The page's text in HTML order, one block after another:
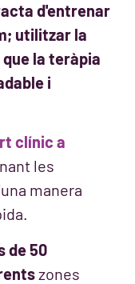
d'entrenar
utilitzar la
la teràpia
i
clínic a
les
manera
de 50
zones